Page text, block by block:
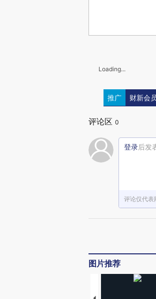
Loading...
推广 财新会
评论区 0
登录后发
评论仅代表
图片推荐